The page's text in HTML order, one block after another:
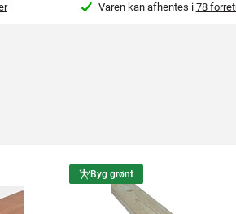
Varen kan afhentes i 78
Byg grønt